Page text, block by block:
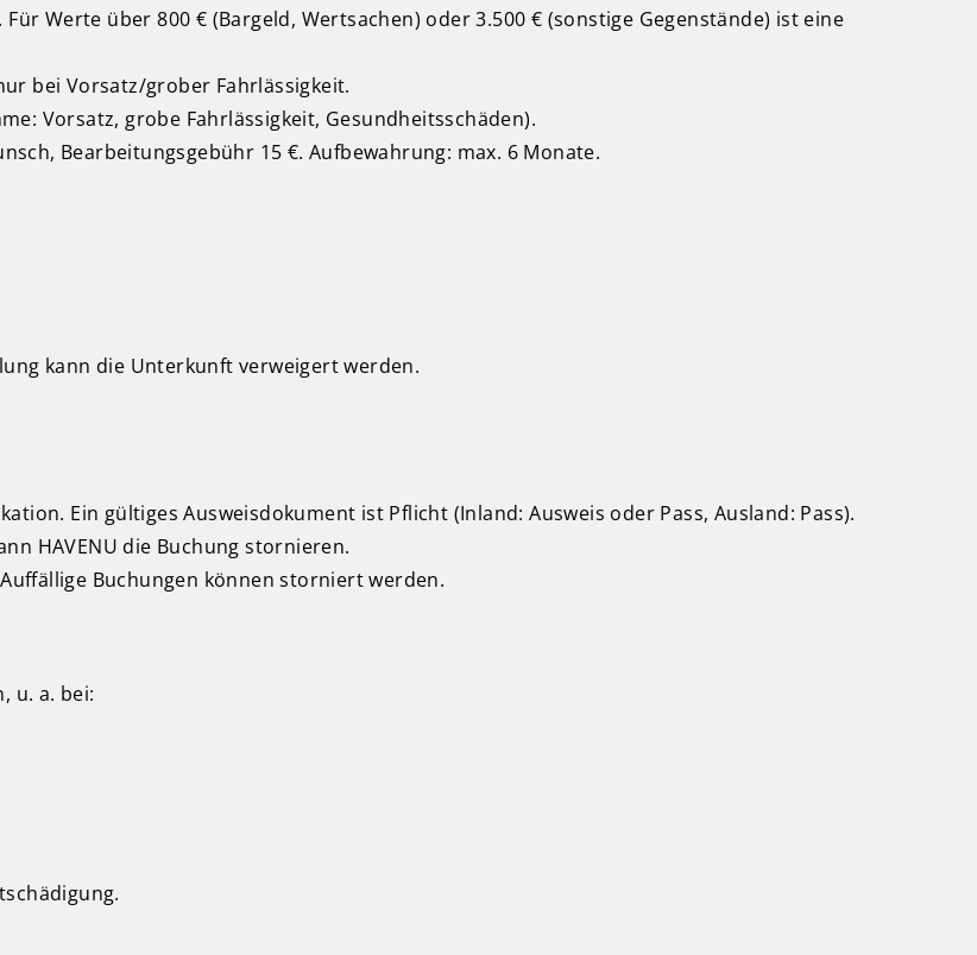
Werte über 800 € (Bargeld, Wertsachen) oder 3.500 € (sonstige Gegenstände) ist eine
bei Vorsatz/grober Fahrlässigkeit.
Vorsatz, grobe Fahrlässigkeit, Gesundheitsschäden).
Bearbeitungsgebühr 15 €. Aufbewahrung: max. 6 Monate.
kann die Unterkunft verweigert werden.
Ein gültiges Ausweisdokument ist Pflicht (Inland: Ausweis oder Pass, Ausland: Pass).
HAVENU die Buchung stornieren.
Buchungen können storniert werden.
u. a. bei: